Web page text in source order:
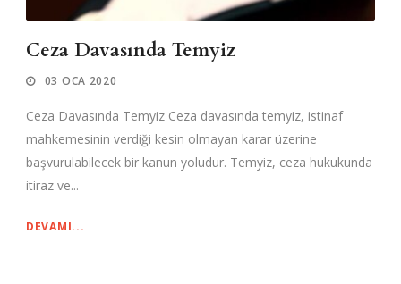
Ceza Davasında Temyiz
03 OCA 2020
Ceza Davasında Temyiz Ceza davasında temyiz, istinaf
mahkemesinin verdiği kesin olmayan karar üzerine
başvurulabilecek bir kanun yoludur. Temyiz, ceza hukukunda
itiraz ve...
DEVAMI...